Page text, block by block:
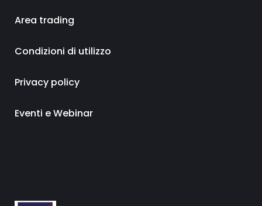
Area trading
Condizioni di utilizzo
Privacy policy
Eventi e Webinar